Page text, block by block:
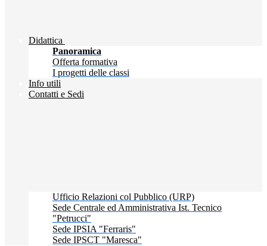
Didattica
Panoramica
Offerta formativa
I progetti delle classi
Info utili
Contatti e Sedi
Ufficio Relazioni col Pubblico (URP)
Sede Centrale ed Amministrativa Ist. Tecnico
"Petrucci"
Sede IPSIA "Ferraris"
Sede IPSCT "Maresca"